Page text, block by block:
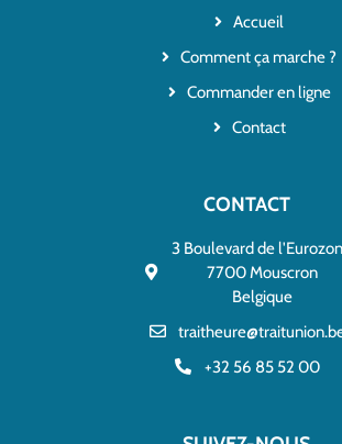
Accueil
Comment ça marche ?
Commander en ligne
Contact
CONTACT
3 Boulevard de
7700 Mouscron
Belgique
+32 56 85 52 00